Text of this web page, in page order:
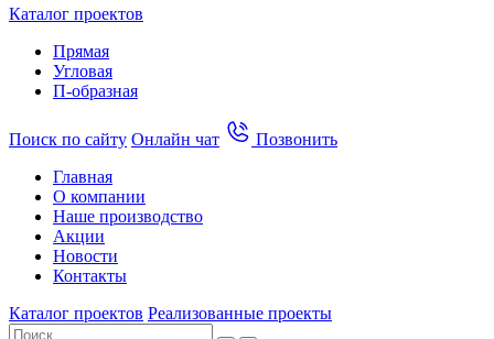
Каталог проектов
Прямая
Угловая
П-образная
Поиск по сайту Онлайн чат
Позвонить
Главная
О компании
Наше производство
Акции
Новости
Контакты
Каталог проектов Реализованные проекты